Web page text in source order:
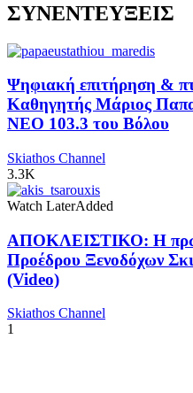
ΣΥΝΕΝΤΕΥΞΕΙΣ
Ψηφιακή επιτήρηση &
Καθηγητής Μάριος
NEO 103.3 του Βόλου
Skiathos Channel
3.3K
Watch LaterAdded
ΑΠΟΚΛΕΙΣΤΙΚΟ: Η
Προέδρου Ξενοδόχων
(Video)
Skiathos Channel
1